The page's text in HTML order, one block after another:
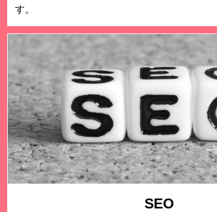
す。
SEO